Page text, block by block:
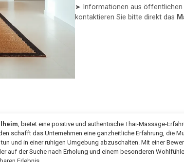
➤ Informationen aus öffentlichen
kontaktieren Sie bitte direkt das
, bietet eine positive und authentische Thai-Massage-
schafft das Unternehmen eine ganzheitliche Erfahrung, die
und in einer ruhigen Umgebung abzuschalten. Mit einer
auf der Suche nach Erholung und einem besonderen